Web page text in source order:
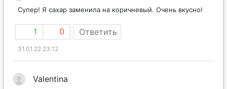
Супер! Я сахар заменила на коричневый. Очень вкусно!
1 0 Ответить
31.01.22 23:12
Valentina